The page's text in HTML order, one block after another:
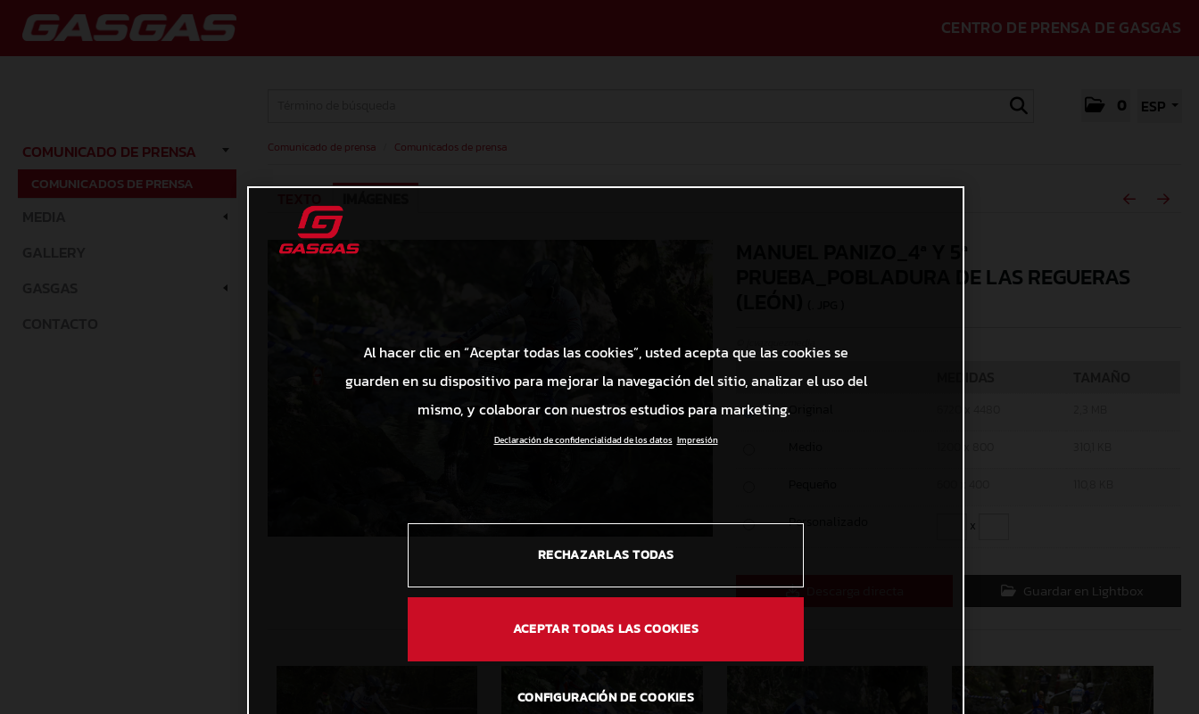
CENTRO DE PRENSA DE GASGAS
0 ESP
COMUNICADO DE PRENSA
COMUNICADOS DE PRENSA
Comunicado de prensa Comunicados de prensa
MANUEL PANIZO_4ª Y 5ª
PRUEBA_POBLADURA DE LAS REGUERAS
Original
Personalizado x
Descarga directa Guardar en Lightbox
Al hacer clic en “Aceptar todas las cookies”, usted acepta que las cookies se
guarden en su dispositivo para mejorar la navegación del sitio, analizar el uso del
mismo, y colaborar con nuestros estudios para marketing.
Declaración de confidencialidad de los datos Impresión
RECHAZARLAS TODAS
ACEPTAR TODAS LAS COOKIES
CONFIGURACIÓN DE COOKIES